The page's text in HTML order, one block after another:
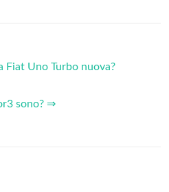
Uno Turbo nuova?
sono? ⇒